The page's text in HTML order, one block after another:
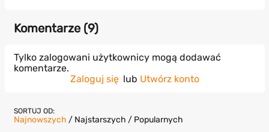
Komentarze (9)
Tylko zalogowani użytkownicy mogą dodawać
komentarze.
Zaloguj się lub Utwórz konto
SORTUJ OD:
Najnowszych / Najstarszych / Popularnych